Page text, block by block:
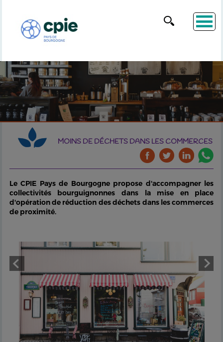
MOINS DE DÉCHETS DANS LES COMMERCES
Le CPIE Pays de Bourgogne propose d'accompagner les
collectivités bourguignonnes dans la mise en place
d'opération de réduction des déchets dans les commerces
de proximité.